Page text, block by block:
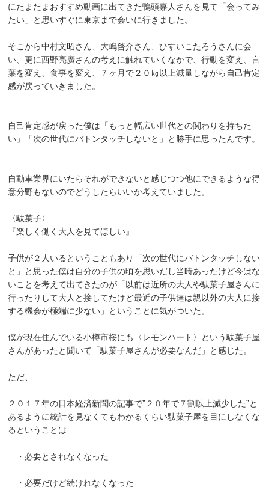
にたまたまおすすめ動画に出てきた鴨頭嘉人さんを見て「会ってみ
たい」と思いすぐに東京まで会いに行きました。
そこから中村文昭さん、大嶋啓介さん、ひすいこたろうさんに会
い、更に西野亮廣さんの考えに触れていくなかで、行動を変え、言
葉を変え、食事を変え、７ヶ月で２０㎏以上減量しながら自己肯定
感が戻っていきました。
自己肯定感が戻った僕は「もっと幅広い世代との関わりを持ちた
い」「次の世代にバトンタッチしないと」と勝手に思ったんです。
自動車業界にいたらそれができないと感じつつ他にできるような得
意分野もないのでどうしたらいいか考えていました。
〈駄菓子〉
『楽しく働く大人を見てほしい』
子供が２人いるということもあり「次の世代にバトンタッチしない
と」と思った僕は自分の子供の頃を思いだし当時あったけど今はな
いことを考えて出てきたのが「以前は近所の大人や駄菓子屋さんに
行ったりして大人と接してたけど最近の子供達は親以外の大人に接
する機会が極端に少ない」ということに気がついた。
僕が現在住んでいる小樽市桜にも〈レモンハート〉という駄菓子屋
さんがあったと聞いて「駄菓子屋さんが必要なんだ」と感じた。
ただ、
２０１７年の日本経済新聞の記事で”２０年で７割以上減少した”と
あるように統計を見なくてもわかるくらい駄菓子屋を目にしなくな
るということは
・必要とされなくなった
・必要だけど続けれなくなった